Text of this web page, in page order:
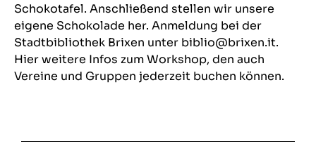
Schokotafel. Anschließend stellen wir unsere
eigene Schokolade her. Anmeldung bei der
Stadtbibliothek Brixen unter biblio@brixen.it.
Hier weitere Infos zum Workshop, den auch
Vereine und Gruppen jederzeit buchen können.